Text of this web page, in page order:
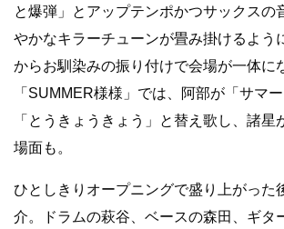
と爆弾」とアップテンポかつサックスの
やかなキラーチューンが畳み掛けるよう
からお馴染みの振り付けで会場が一体に
「SUMMER様様」では、阿部が「サマ
「とうきょうきょう」と替え歌し、諸星
場面も。
ひとしきりオープニングで盛り上がった
介。ドラムの萩谷、ベースの森田、ギタ